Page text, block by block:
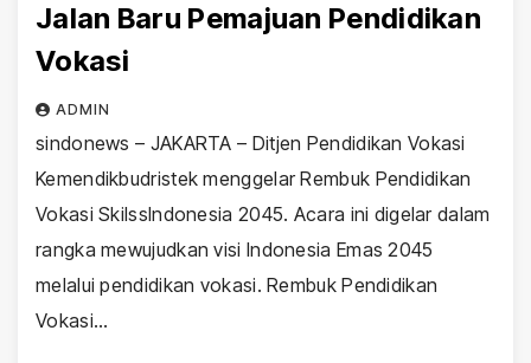
Jalan Baru Pemajuan Pendidikan
Vokasi
ADMIN
sindonews – JAKARTA – Ditjen Pendidikan Vokasi
Kemendikbudristek menggelar Rembuk Pendidikan
Vokasi SkilssIndonesia 2045. Acara ini digelar dalam
rangka mewujudkan visi Indonesia Emas 2045
melalui pendidikan vokasi. Rembuk Pendidikan
Vokasi…